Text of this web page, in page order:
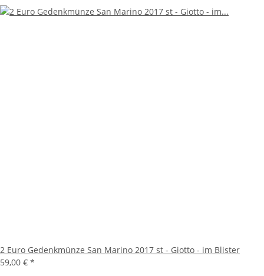
2 Euro Gedenkmünze San Marino 2017 st - Giotto - im Blister
59,00 € *